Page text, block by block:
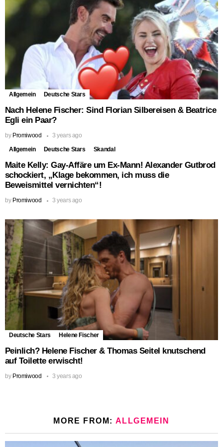
Allgemein Deutsche Stars
Nach Helene Fischer: Sind Florian Silbereisen & Beatrice
Egli ein Paar?
by Promiwood
3 years ago
Allgemein
Deutsche Stars Skandal
Maite Kelly: Gay-Affäre um Ex-Mann! Alexander Gutbrod
schockiert, „Klage bekommen, ich muss die
Beweismittel vernichten“!
by Promiwood 3 years ago
Deutsche Stars Helene Fischer
Peinlich? Helene Fischer & Thomas Seitel knutschend
auf Toilette erwischt!
by Promiwood 3 years ago
MORE FROM: ALLGEMEIN